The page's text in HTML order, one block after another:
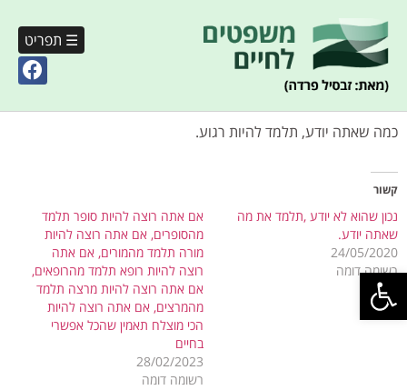
פתח סרגל נגישות
☰ תפריט
כמה שאתה יודע, תלמד להיות רגוע.
קשור
נכון שהוא לא יודע ,תלמד את מה
שאתה יודע.
24/05/2020
רשומה דומה
אם אתה רוצה להיות סופר תלמד
מהסופרים, אם אתה רוצה להיות
מורה תלמד מהמורים, אם אתה
רוצה להיות רופא תלמד מהרופאים,
אם אתה רוצה להיות מרצה תלמד
מהמרצים, אם אתה רוצה להיות
הכי מוצלח תאמין שהכל אפשרי
בחיים
28/02/2023
רשומה דומה